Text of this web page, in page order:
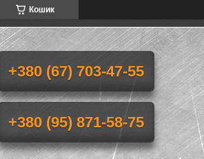
Кошик
+380 (67) 703-47-55
+380 (95) 871-58-75